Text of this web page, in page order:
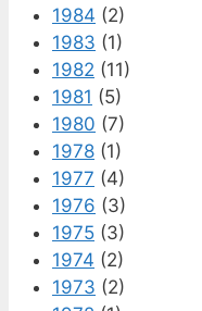
1984 (2)
1983 (1)
1982 (11)
1981 (5)
1980 (7)
1978 (1)
1977 (4)
1976 (3)
1975 (3)
1974 (2)
1973 (2)